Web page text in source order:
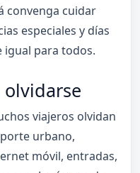
convenga cuidar
especiales y días
igual para todos.
olvidarse
viajeros olvidan
urbano,
móvil, entradas,